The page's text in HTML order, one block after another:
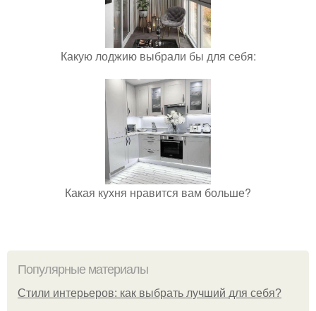
Какую лоджию выбрали бы для себя:
Какая кухня нравится вам больше?
Популярные материалы
Стили интерьеров: как выбрать лучший для себя?